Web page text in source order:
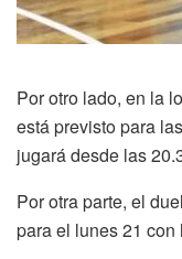
Por otro lado, en la
está previsto para
jugará desde las
Por otra parte, el
para el lunes 21 con